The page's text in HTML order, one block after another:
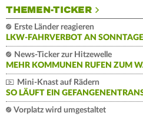
THEMEN-TICKER
Erste Länder reagieren
LKW-FAHRVERBOT AN
News-Ticker zur Hitzewelle
MEHR KOMMUNEN RUFEN ZUM
Mini-Knast auf Rädern
SO LÄUFT EIN
Vorplatz wird umgestaltet